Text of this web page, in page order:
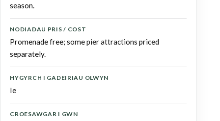
season.
NODIADAU PRIS / COST
Promenade free; some pier attractions priced
separately.
HYGYRCH I GADEIRIAU OLWYN
Ie
CROESAWGAR I GWN